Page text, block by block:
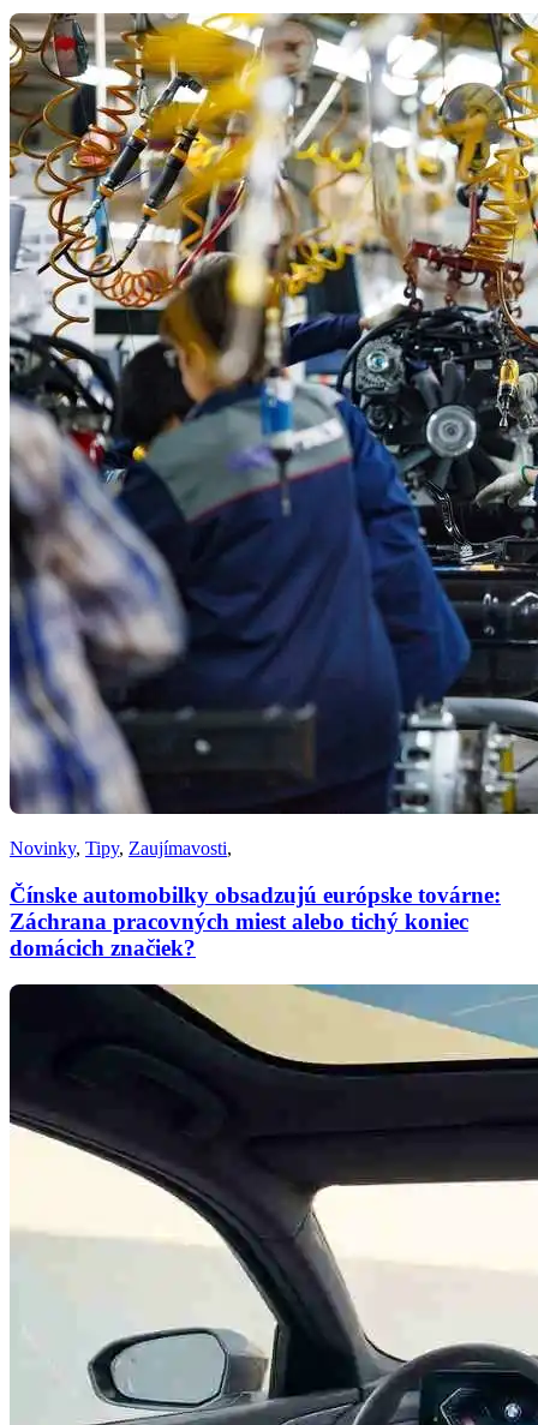
Novinky, Tipy, Zaujímavosti,
Čínske automobilky obsadzujú európske továrne:
Záchrana pracovných miest alebo tichý koniec
domácich značiek?